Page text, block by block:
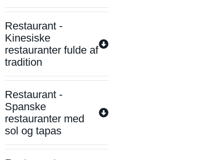
Restaurant -
Kinesiske
restauranter fulde af
tradition
Restaurant -
Spanske
restauranter med
sol og tapas